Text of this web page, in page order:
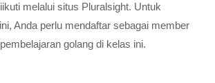
melalui situs Pluralsight. Untuk
Anda perlu mendaftar sebagai member
golang di kelas ini.